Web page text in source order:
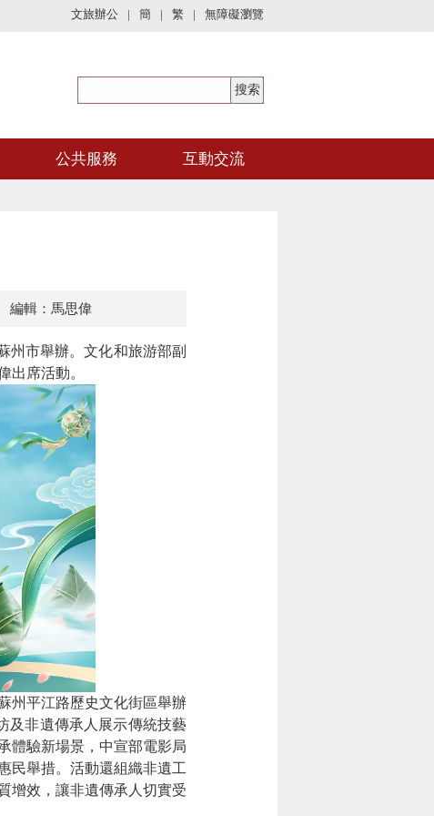
文旅辦公 | 簡 | 繁 | 無障礙瀏覽
公共服務 互動交流
編輯：馬思偉
市舉辦。文化和旅游部副
出席活動。
州平江路歷史文化街區舉辦
及非遺傳承人展示傳統技藝
體驗新場景，中宣部電影局
民舉措。活動還組織非遺工
增效，讓非遺傳承人切實受